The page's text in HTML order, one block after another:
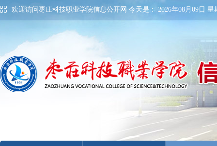
欢迎访问枣庄科技职业学院信息公开网 今天是： 2026年08月09日 星